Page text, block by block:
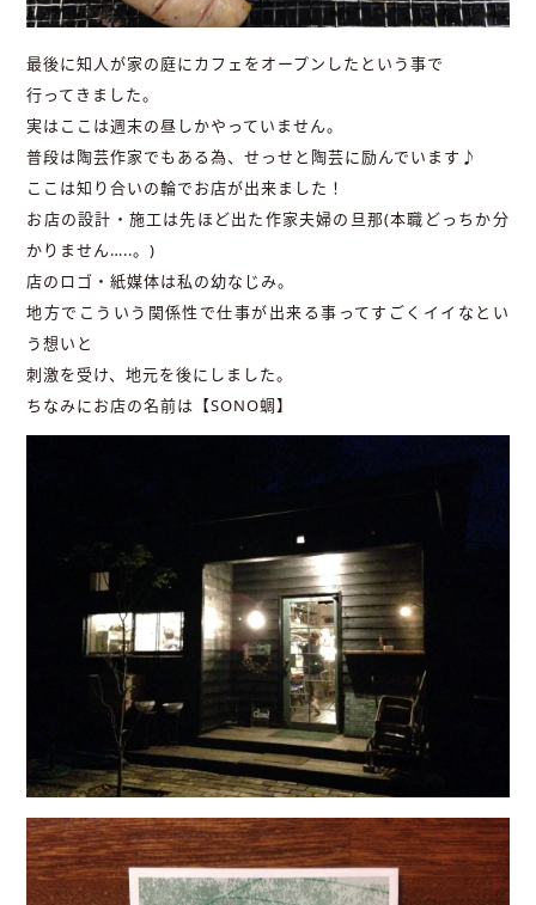
最後に知人が家の庭にカフェをオープンしたという事で
行ってきました。
実はここは週末の昼しかやっていません。
普段は陶芸作家でもある為、せっせと陶芸に励んでいます♪
ここは知り合いの輪でお店が出来ました！
お店の設計・施工は先ほど出た作家夫婦の旦那(本職どっちか分
かりません…..。)
店のロゴ・紙媒体は私の幼なじみ。
地方でこういう関係性で仕事が出来る事ってすごくイイなとい
う想いと
刺激を受け、地元を後にしました。
ちなみにお店の名前は【SONO蜩】